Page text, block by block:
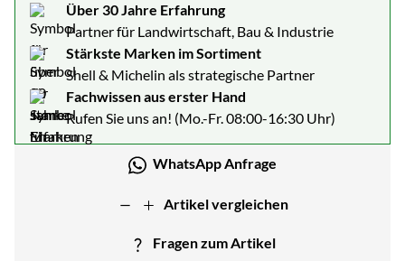
Über 30 Jahre Erfahrung
Partner für Landwirtschaft, Bau & Industrie
Stärkste Marken im Sortiment
Shell & Michelin als strategische Partner
Fachwissen aus erster Hand
Rufen Sie uns an! (Mo.-Fr. 08:00-16:30 Uhr)
WhatsApp Anfrage
Artikel vergleichen
Fragen zum Artikel